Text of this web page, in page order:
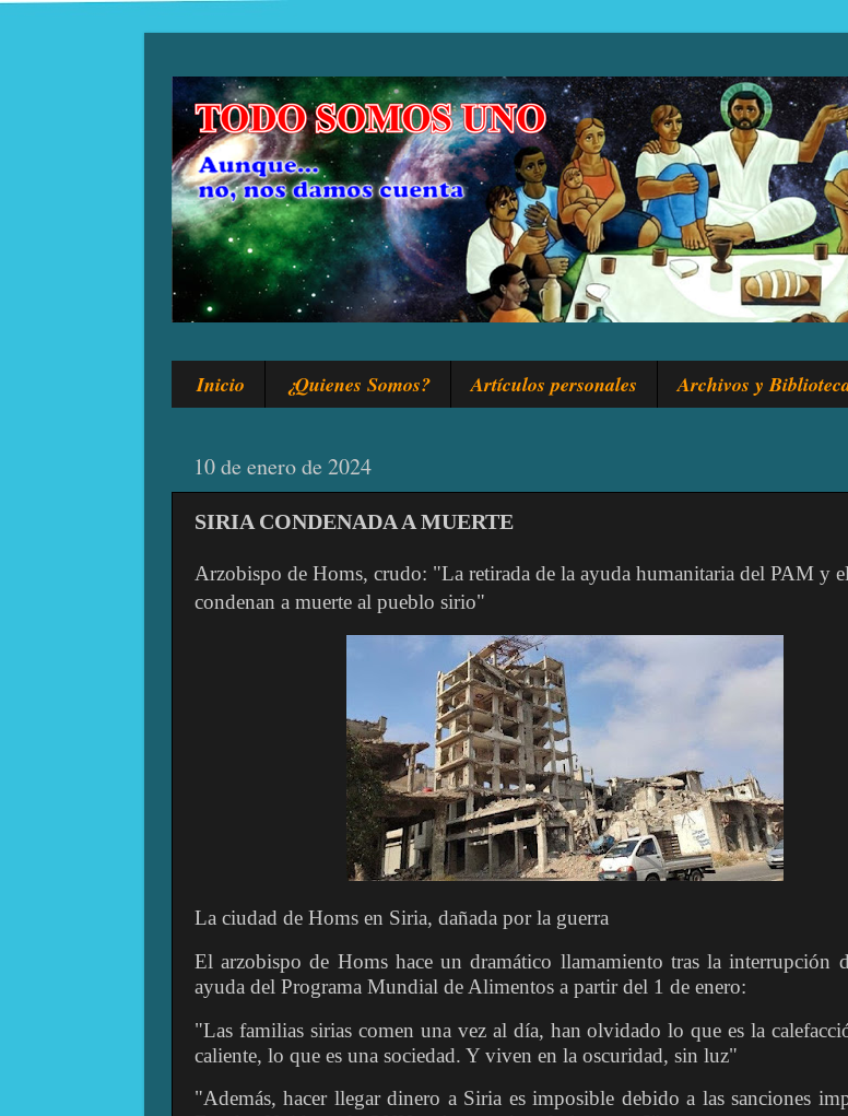
Inicio ¿Quienes Somos? Artículos personales Archivos y
10 de enero de 2024
SIRIA CONDENADA A MUERTE
Arzobispo de Homs, crudo: "La retirada de la ayuda humanitaria del PAM y
condenan a muerte al pueblo sirio"
La ciudad de Homs en Siria, dañada por la guerra
El arzobispo de Homs hace un dramático llamamiento tras la interrupción
ayuda del Programa Mundial de Alimentos a partir del 1 de enero:
"Las familias sirias comen una vez al día, han olvidado lo que es la
caliente, lo que es una sociedad. Y viven en la oscuridad, sin luz"
"Además, hacer llegar dinero a Siria es imposible debido a las sanciones